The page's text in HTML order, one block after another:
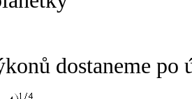
dostaneme po